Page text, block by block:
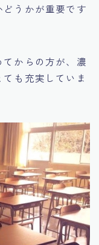
うかが重要です
からの方が、濃
も充実していま